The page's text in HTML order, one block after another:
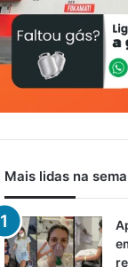
Mais lidas na